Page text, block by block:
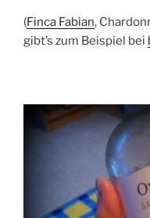
(Finca Fabian,
gibt’s zum Beispiel bei